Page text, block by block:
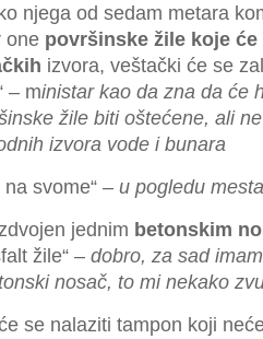
njega od sedam metara
one površinske žile koje
izvora, veštački će se
– ministar kao da zna da će
žile biti oštećene, ali
izvora vode i bunara
svome“ – u pogledu
jednim betonskim
žile“ – dobro, za sad
nosač, to mi nekako
se nalaziti tampon koji